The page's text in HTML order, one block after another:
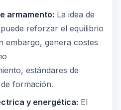
armamento: La idea de
reforzar el equilibrio
embargo, genera costes
estándares de
formación.
y energética: El